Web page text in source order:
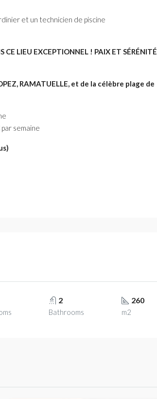
et un technicien de piscine
LIEU EXCEPTIONNEL ! PAIX ET SÉRÉNITÉ
RAMATUELLE, et de la célèbre plage de
semaine
2
Bathrooms
260
m2